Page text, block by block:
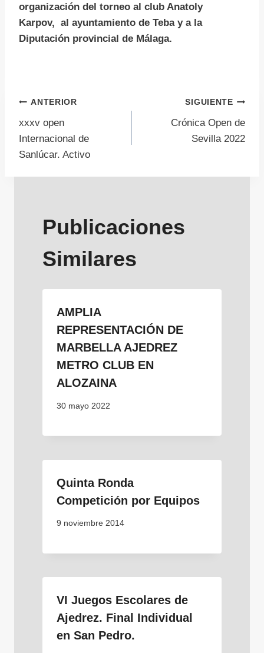
organización del torneo al club Anatoly
Karpov, al ayuntamiento de Teba y a la
Diputación provincial de Málaga.
Navegación
de
entradas
ANTERIOR
xxxv open
Internacional de
Sanlúcar. Activo
SIGUIENTE
Crónica Open de
Sevilla 2022
Publicaciones
Similares
AMPLIA
REPRESENTACIÓN DE
MARBELLA AJEDREZ
METRO CLUB EN
ALOZAINA
30 mayo 2022
Quinta Ronda
Competición por Equipos
9 noviembre 2014
VI Juegos Escolares de
Ajedrez. Final Individual
en San Pedro.